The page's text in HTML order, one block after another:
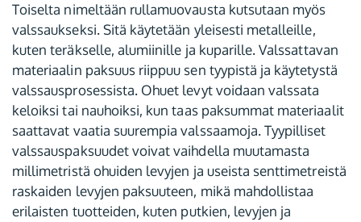
Toiselta nimeltään rullamuovausta kutsutaan myös
valssaukseksi. Sitä käytetään yleisesti metalleille,
kuten teräkselle, alumiinille ja kuparille. Valssattavan
materiaalin paksuus riippuu sen tyypistä ja käytetystä
valssausprosessista. Ohuet levyt voidaan valssata
keloiksi tai nauhoiksi, kun taas paksummat materiaalit
saattavat vaatia suurempia valssaamoja. Tyypilliset
valssauspaksuudet voivat vaihdella muutamasta
millimetristä ohuiden levyjen ja useista senttimetreistä
raskaiden levyjen paksuuteen, mikä mahdollistaa
erilaisten tuotteiden, kuten putkien, levyjen ja